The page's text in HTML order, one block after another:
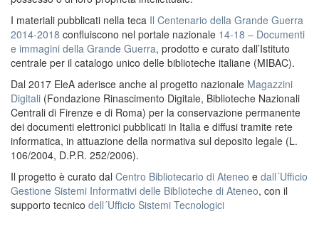
I materiali pubblicati nella teca Il Centenario della Grande Guerra
2014-2018 confluiscono nel portale nazionale 14-18 – Documenti
e immagini della Grande Guerra, prodotto e curato dall’Istituto
centrale per il catalogo unico delle biblioteche italiane (MIBAC).
Dal 2017 EleA aderisce anche al progetto nazionale Magazzini
Digitali (Fondazione Rinascimento Digitale, Biblioteche Nazionali
Centrali di Firenze e di Roma) per la conservazione permanente
dei documenti elettronici pubblicati in Italia e diffusi tramite rete
informatica, in attuazione della normativa sul deposito legale (L.
106/2004, D.P.R. 252/2006).
Il progetto è curato dal Centro Bibliotecario di Ateneo e dall´Ufficio
Gestione Sistemi Informativi delle Biblioteche di Ateneo, con il
supporto tecnico dell´Ufficio Sistemi Tecnologici